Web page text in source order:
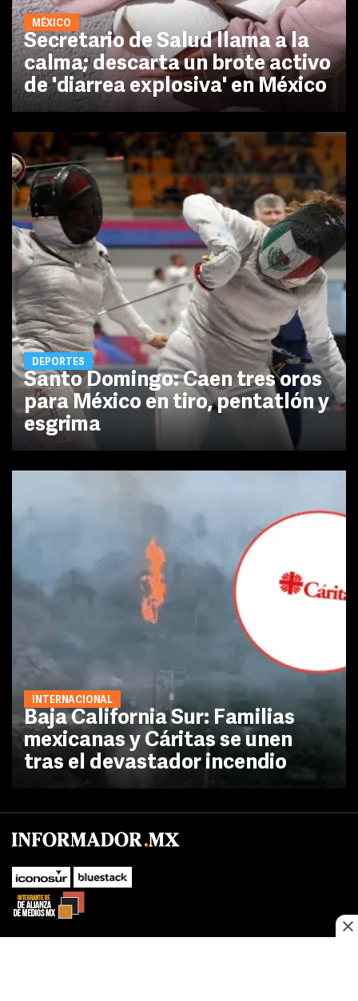
MÉXICO
Secretario de Salud llama a la
calma; descarta un brote activo
de 'diarrea explosiva' en México
DEPORTES
Santo Domingo: Caen tres oros
para México en tiro, pentatlón y
esgrima
INTERNACIONAL
Baja California Sur: Familias
mexicanas y Cáritas se unen
tras el devastador incendio